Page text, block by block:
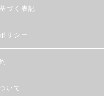
づく表記
リシー
いて